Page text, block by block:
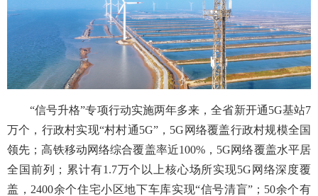
“信号升格”专项行动实施两年多来，全省新开通5G基站7
万个，行政村实现“村村通5G”，5G网络覆盖行政村规模全国
领先；高铁移动网络综合覆盖率近100%，5G网络覆盖水平居
全国前列；累计有1.7万个以上核心场所实现5G网络深度覆
盖，2400余个住宅小区地下车库实现“信号清盲”；50余个有